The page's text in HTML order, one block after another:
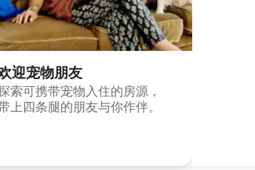
迎宠物朋友
索可携带宠物入住的房源，
上四条腿的朋友与你作伴。